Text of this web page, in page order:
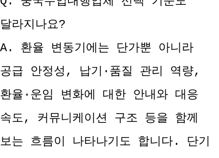
달라지나요?
A. 환율 변동기에는 단가뿐 아니라
공급 안정성, 납기·품질 관리 역량,
환율·운임 변화에 대한 안내와 대응
속도, 커뮤니케이션 구조 등을 함께
보는 흐름이 나타나기도 합니다. 단기